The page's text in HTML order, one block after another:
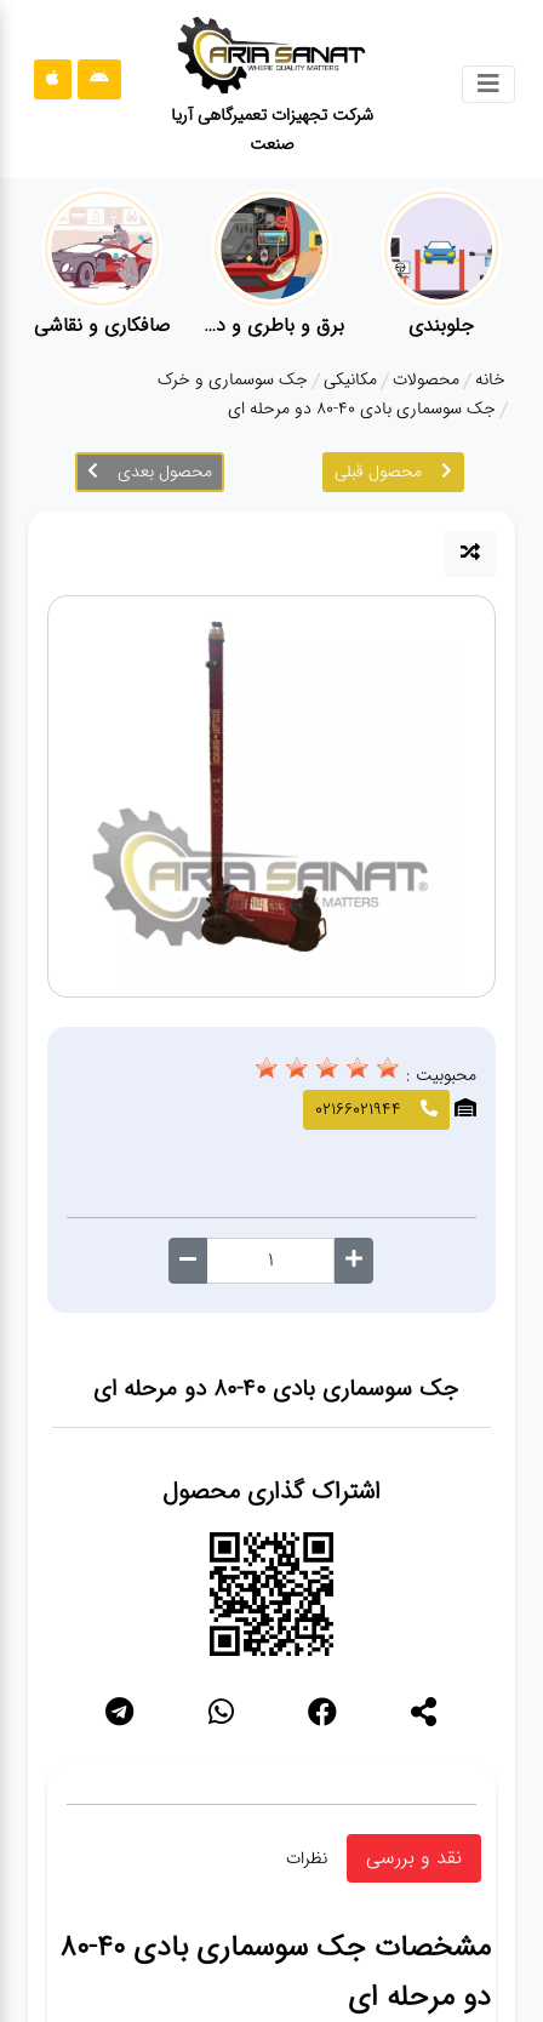
شرکت تجهیزات تعمیرگاهی آریا
صنعت
قوانین
سایت
ارتباط
درباره
ما
آپاراتی
دیاگ
صافکاری
و نقاشی
کارواش
معاینه
فنی
جلوبندی برق و باطری و دیاگ صافکاری و نقاشی
خانه محصولات مکانیکی جک سوسماری و خرک
جک سوسماری بادی 40-80 دو مرحله ای
محصول قبلی محصول بعدی
جک سوسماری بادی 40-80 دو مرحله ای
اشتراک گذاری محصول
محبوبیت :
02166021944
نقد و بررسی نظرات
مشخصات
جک سوسماری بادی 40-80
دو مرحله ای